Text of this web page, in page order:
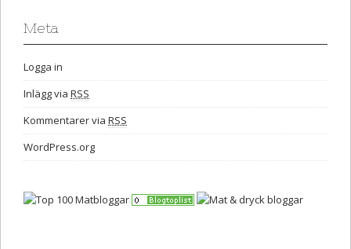
Meta
Logga in
Inlägg via RSS
Kommentarer via RSS
WordPress.org